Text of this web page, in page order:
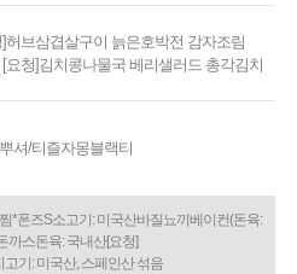
]허브삼겹살구이 늙은호박전 감자조림
요청]김치콩나물국 베리샐러드 총각김치
셔/티즐자몽블랙티
*폰즈S소고기: 미국산바질뇨끼베이컨(돈육:
까스돈육: 국내산[요청]
기: 미국산, 스페인산 섞음